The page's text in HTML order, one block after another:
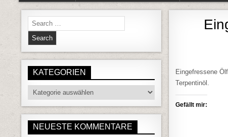
Eingefressene
Terpentinöl.
Gefällt mir:
Search for:
KATEGORIEN
Kategorien
NEUESTE KOMMENTARE